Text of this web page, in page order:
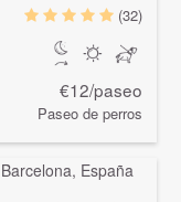
(32)
€12/paseo
Paseo de perros